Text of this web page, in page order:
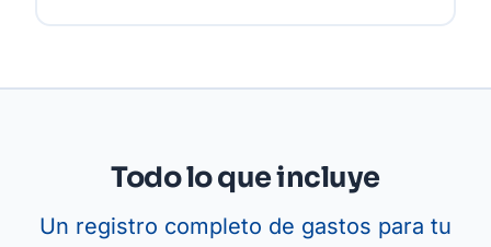
Todo lo que incluye
Un registro completo de gastos para tu